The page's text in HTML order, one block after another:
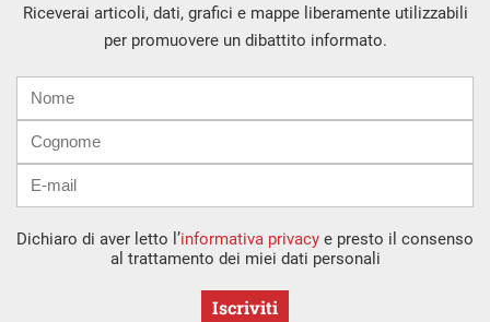
Riceverai articoli, dati, grafici e mappe liberamente utilizzabili
per promuovere un dibattito informato.
mail
Dichiaro di aver letto l’informativa privacy e presto il consenso
al trattamento dei miei dati personali
Iscriviti